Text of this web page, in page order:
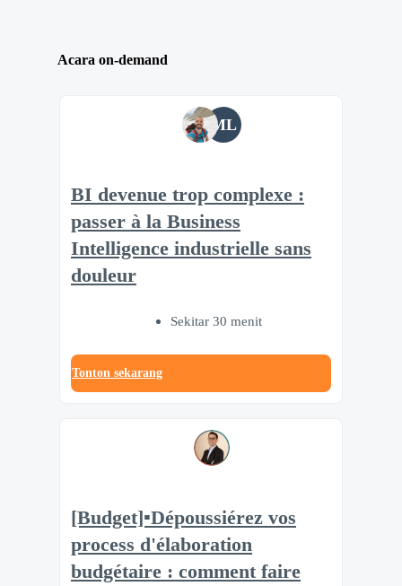
Acara on-demand
ML
BI devenue trop complexe :
passer à la Business
Intelligence industrielle sans
douleur
Sekitar 30 menit
Tonton sekarang
[Budget]▪️Dépoussiérez vos
process d'élaboration
budgétaire : comment faire